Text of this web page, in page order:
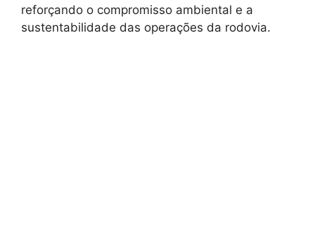
reforçando o compromisso ambiental e a
sustentabilidade das operações da rodovia.